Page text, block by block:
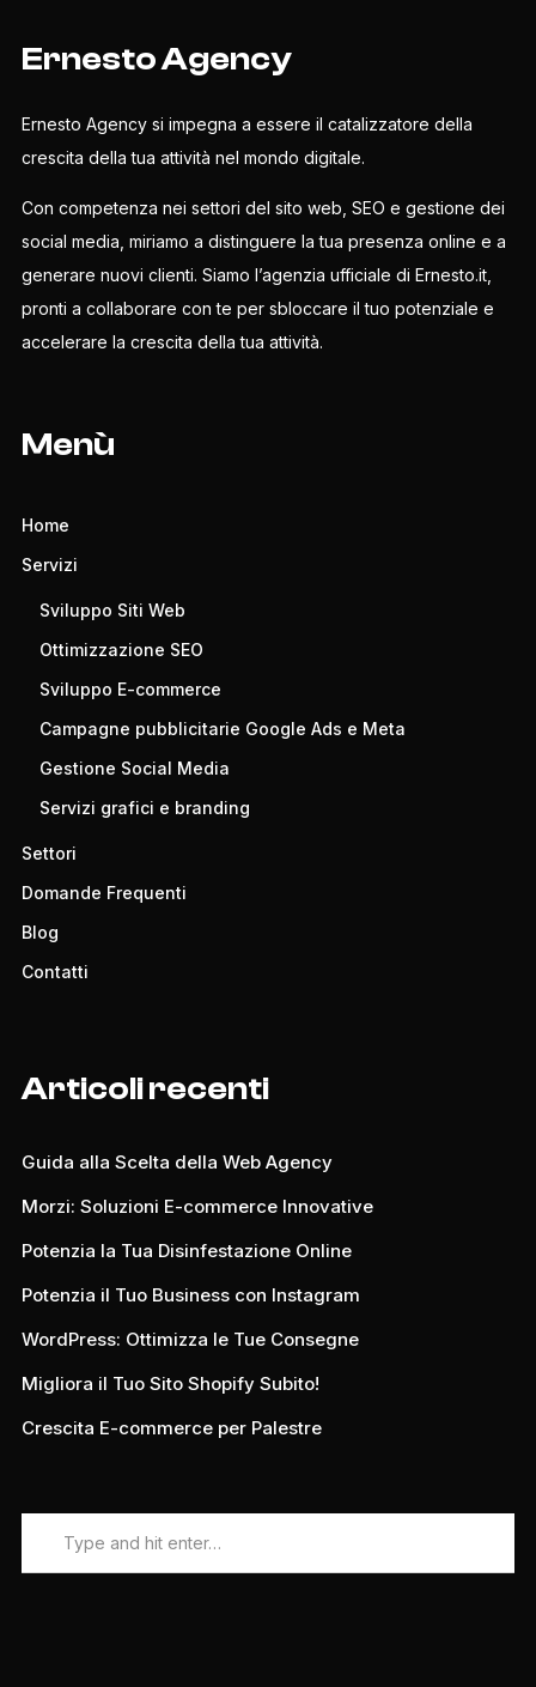
Ernesto Agency
Ernesto Agency si impegna a essere il catalizzatore della
crescita della tua attività nel mondo digitale.
Con competenza nei settori del sito web, SEO e gestione dei
social media, miriamo a distinguere la tua presenza online e a
generare nuovi clienti. Siamo l’agenzia ufficiale di Ernesto.it,
pronti a collaborare con te per sbloccare il tuo potenziale e
accelerare la crescita della tua attività.
Menù
Home
Servizi
Sviluppo Siti Web
Ottimizzazione SEO
Sviluppo E-commerce
Campagne pubblicitarie Google Ads e Meta
Gestione Social Media
Servizi grafici e branding
Settori
Domande Frequenti
Blog
Contatti
Articoli recenti
Guida alla Scelta della Web Agency
Morzi: Soluzioni E-commerce Innovative
Potenzia la Tua Disinfestazione Online
Potenzia il Tuo Business con Instagram
WordPress: Ottimizza le Tue Consegne
Migliora il Tuo Sito Shopify Subito!
Crescita E-commerce per Palestre